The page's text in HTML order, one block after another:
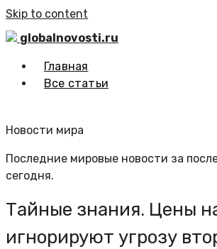
Skip to content
globalnovosti.ru
Главная
Все статьи
Новости мира
Последние мировые новости за
сегодня.
Тайные знания. Цены
игнорируют угрозу